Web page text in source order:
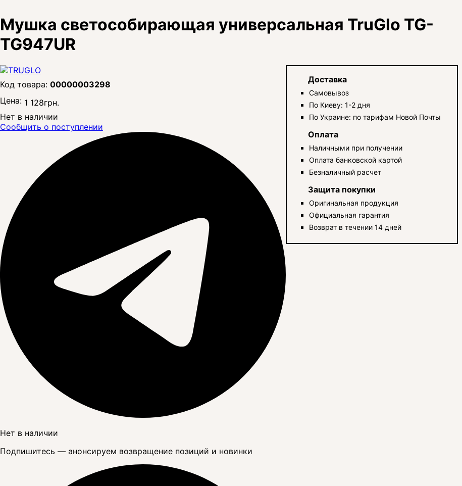
Mушка светособирающая универсальная TruGlo TG-
TG947UR
00000003298
Цена: 1 128грн.
Нет в наличии
Сообщить о поступлении
Нет в наличии
Подпишитесь — анонсируем возвращение позиций и новинки
Доставка
Самовывоз
По Киеву: 1-2 дня
По Украине: по тарифам Новой Почты
Оплата
Наличными при получении
Оплата банковской картой
Безналичный расчет
Защита покупки
Оригинальная продукция
Официальная гарантия
Возврат в течении 14 дней